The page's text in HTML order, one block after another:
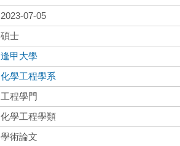
2023-07-05
碩士
逢甲大學
化學工程學系
工程學門
化學工程學類
學術論文